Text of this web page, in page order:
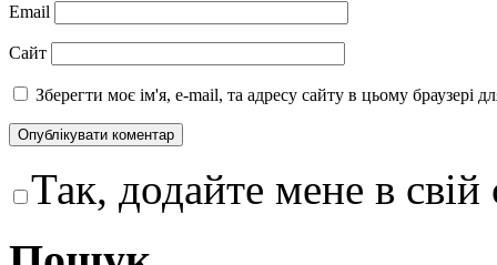
Email
Сайт
Зберегти моє ім'я, e-mail, та адресу сайту в цьому браузері
Так, додайте мене в